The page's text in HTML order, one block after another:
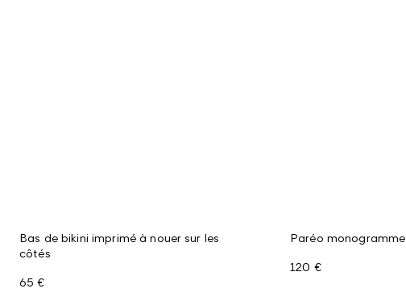
Bas de bikini imprimé à nouer sur les
côtés
65 €
Paréo monogramme
120 €